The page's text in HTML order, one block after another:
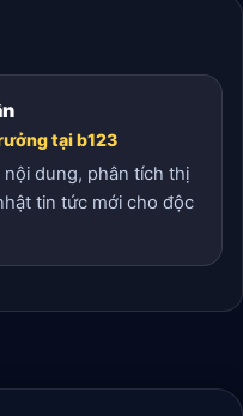
tại b123
dung, phân tích thị
tin tức mới cho độc